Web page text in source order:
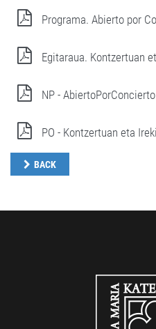
Programa. Abierto por
Egitaraua. Kontzertuan
NP -
PO - Kontzertuan eta
BACK